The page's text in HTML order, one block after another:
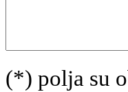
(*) polja su